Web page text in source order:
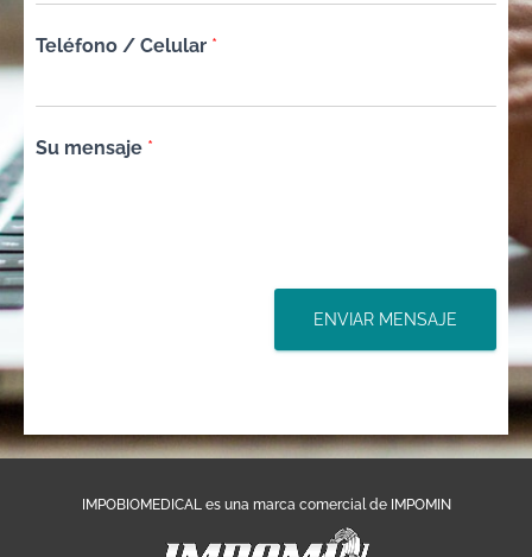
Teléfono / Celular *
Su mensaje *
ENVIAR MENSAJE
IMPOBIOMEDICAL es una marca comercial de IMPOMIN